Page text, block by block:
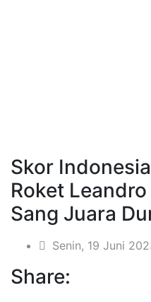
Skor
Roket
Sang Juara
Senin, 19 Juni
Share: